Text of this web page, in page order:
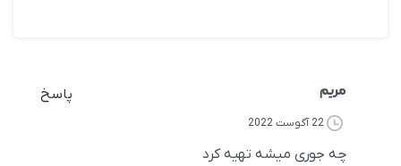
مریم پاسخ
22 آگوست 2022
چه جوری میشه تهیه کرد